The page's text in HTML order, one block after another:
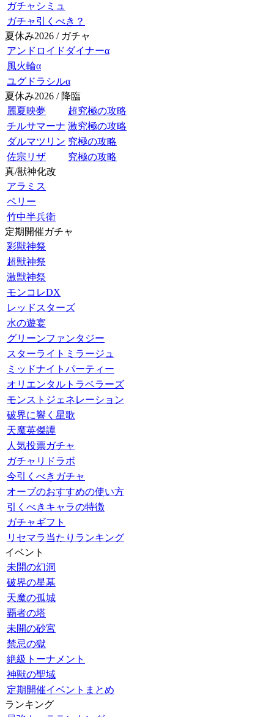
ガチャシミュ
ガチャ引くべき？
夏休み2026 / ガチャ
アンドロイドダイナーα
風火輪α
ユグドラシルα
夏休み2026 / 降臨
麗夏映夢
超究極の攻略
チルサマーナ 激究極の攻略
ダルマツリン 究極の攻略
佐宗リザ
究極の攻略
真/獣神化改
アラミス
ペリー
竹中半兵衛
定期開催ガチャ
彩獣神祭
超獣神祭
激獣神祭
モンコレDX
レッドスターズ
水の遊宴
グリーンファンタジー
スターライトミラージュ
ミッドナイトパーティー
オリエンタルトラベラーズ
モンストジェネレーション
破界に響く星歌
天魔英傑譚
人気投票ガチャ
ガチャリドラボ
今引くべきガチャ
オーブのおすすめの使い方
引くべきキャラの特徴
ガチャギフト
リセマラ当たりランキング
イベント
未開の幻洞
破界の星墓
天魔の孤城
覇者の塔
未開の砂宮
禁忌の獄
絶級トーナメント
神獣の聖域
定期開催イベントまとめ
ランキング